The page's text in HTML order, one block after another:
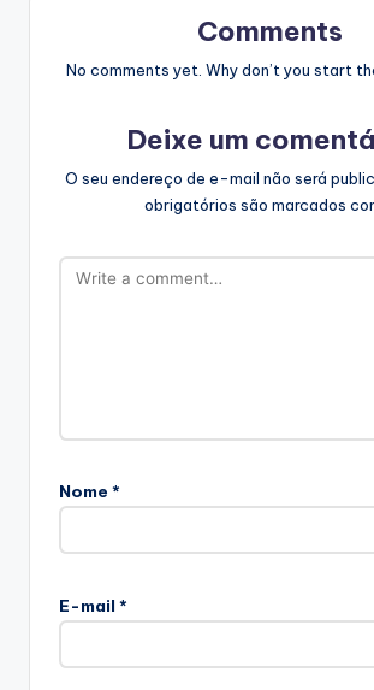
Comments
No comments yet. Why don’t you start
Deixe um
O seu endereço de e-mail não será
obrigatórios são marcados
Nome *
E-mail *